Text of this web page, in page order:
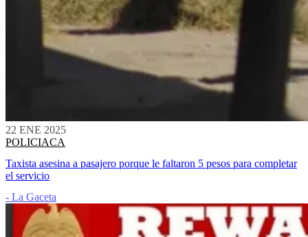
22 ENE 2025
POLICIACA
Taxista asesina a pasajero porque le faltaron 5 pesos para completar
el servicio
- La Gaceta